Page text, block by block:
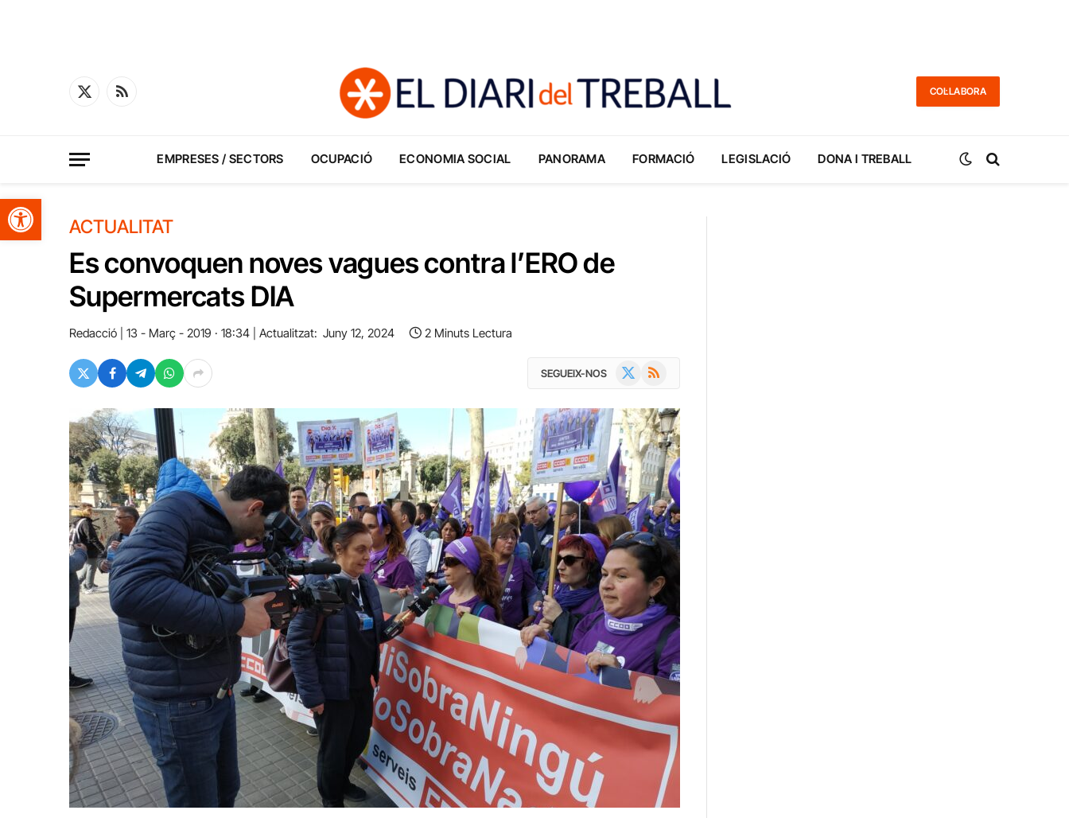
Obre la barra d'eines
X
RSS
COL·LABORA
EMPRESES / SECTORS OCUPACIÓ ECONOMIA SOCIAL PANORAMA FORMACIÓ LEGISLACIÓ DONA I TREBALL
ACTUALITAT
Es convoquen noves vagues contra l’ERO de
Supermercats DIA
Redacció 13 - Març - 2019 · 18:34 Actualitzat: Juny 12, 2024 2 Minuts Lectura
SEGUEIX-NOS RSS